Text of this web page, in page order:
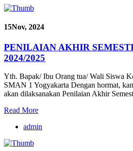
15Nov, 2024
PENILAIAN AKHIR
2024/2025
Yth. Bapak/ Ibu Orang tua/ Wali Siswa
SMAN 1 Yogyakarta Dengan hormat,
akan dilaksanakan Penilaian Akhir
Read More
admin